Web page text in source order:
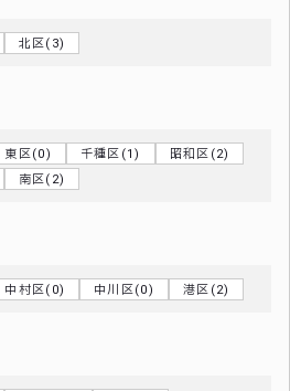
北区(3)
東区(0) 千種区(1)
昭和区(2)
南区(2)
中村区(0) 中川区(0) 港区(2)